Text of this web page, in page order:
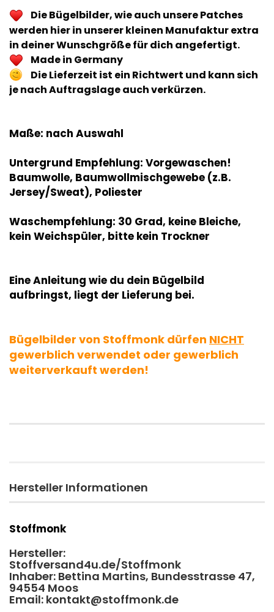
Die Bügelbilder, wie auch unsere Patches
werden hier in unserer kleinen Manufaktur extra
in deiner Wunschgröße für dich angefertigt.
Made in Germany
Die Lieferzeit ist ein Richtwert und kann sich
je nach Auftragslage auch verkürzen.
Maße: nach Auswahl
Untergrund Empfehlung: Vorgewaschen!
Baumwolle, Baumwollmischgewebe (z.B.
Jersey/Sweat), Poliester
Waschempfehlung: 30 Grad, keine Bleiche,
kein Weichspüler, bitte kein Trockner
Eine Anleitung wie du dein Bügelbild
aufbringst, liegt der Lieferung bei.
Bügelbilder von Stoffmonk dürfen NICHT
gewerblich verwendet oder gewerblich
weiterverkauft werden!
Hersteller Informationen
Stoffmonk
Hersteller:
Stoffversand4u.de/Stoffmonk
Inhaber: Bettina Martins, Bundesstrasse 47,
94554 Moos
Email: kontakt@stoffmonk.de